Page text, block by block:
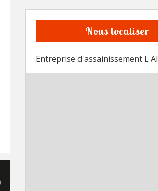
Nous localiser
Entreprise d'assainissement L